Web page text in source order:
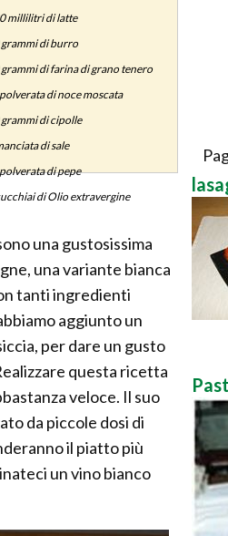
millilitri di latte
di burro
di farina di grano tenero
di noce moscata
di cipolle
di sale
di pepe
di Olio extravergine
una gustosissima
una variante bianca
tanti ingredienti
aggiunto un
per dare un gusto
questa ricetta
veloce. Il suo
da piccole dosi di
il piatto più
un vino bianco